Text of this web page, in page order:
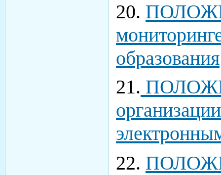
20.
образования
21.
22.